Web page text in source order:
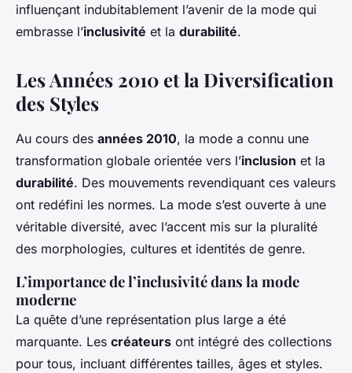
influençant indubitablement l’avenir de la mode qui
embrasse l’inclusivité et la durabilité.
Les Années 2010 et la Diversification
des Styles
Au cours des années 2010, la mode a connu une
transformation globale orientée vers l’inclusion et la
durabilité. Des mouvements revendiquant ces valeurs
ont redéfini les normes. La mode s’est ouverte à une
véritable diversité, avec l’accent mis sur la pluralité
des morphologies, cultures et identités de genre.
L’importance de l’inclusivité dans la mode
moderne
La quête d’une représentation plus large a été
marquante. Les créateurs ont intégré des collections
pour tous, incluant différentes tailles, âges et styles.